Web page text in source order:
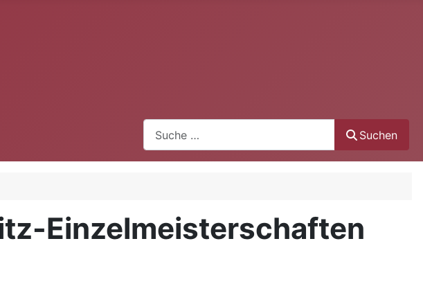
Suchen
Einzelmeisterschaften